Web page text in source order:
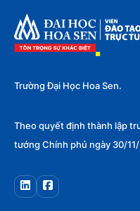
Trường Đại Học Hoa Sen.
Theo quyết định thành lập
tướng Chính phủ ngày 30/